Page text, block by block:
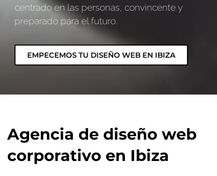
centrado en las personas, convincente y
preparado para el futuro.
EMPECEMOS TU DISEÑO WEB EN IBIZA
Agencia de diseño web
corporativo en Ibiza